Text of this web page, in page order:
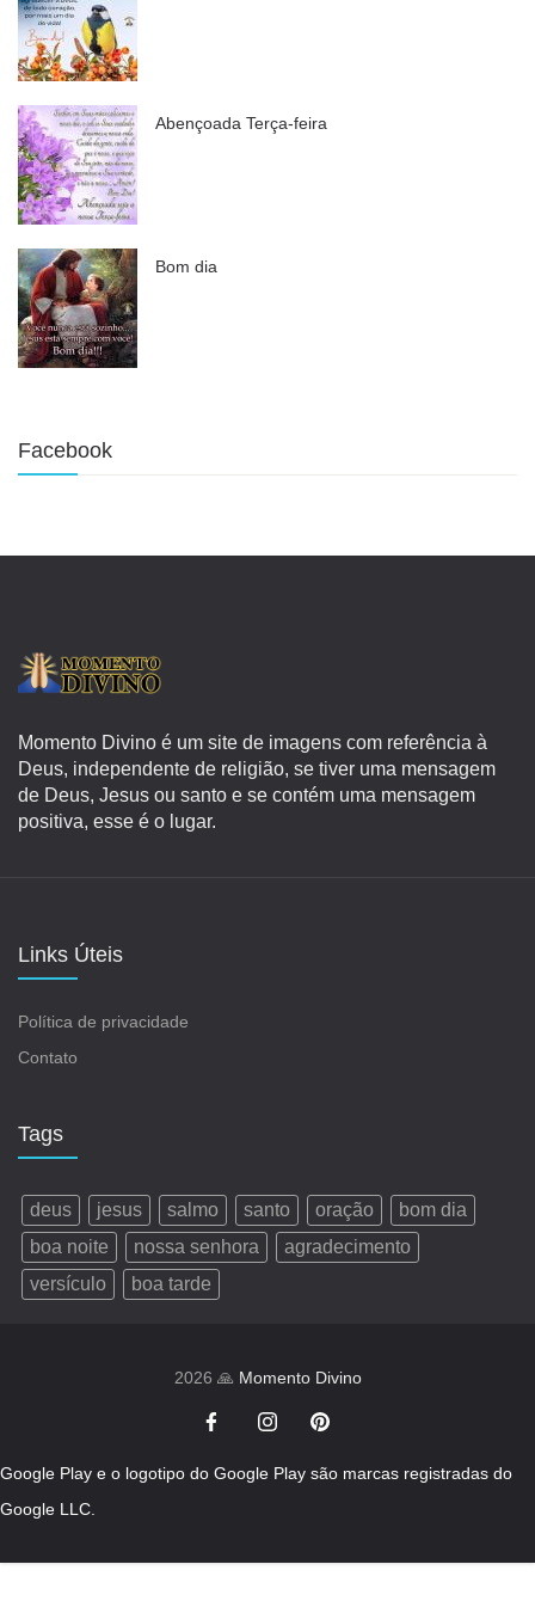
Abençoada Terça-feira
Bom dia
Facebook
Momento Divino é um site de imagens com referência à
Deus, independente de religião, se tiver uma mensagem
de Deus, Jesus ou santo e se contém uma mensagem
positiva, esse é o lugar.
Links Úteis
Política de privacidade
Contato
Tags
deus jesus salmo santo oração
bom dia
boa noite
nossa senhora
agradecimento
versículo
boa tarde
2026 🙏 Momento Divino
Google Play e o logotipo do Google Play são marcas registradas do
Google LLC.